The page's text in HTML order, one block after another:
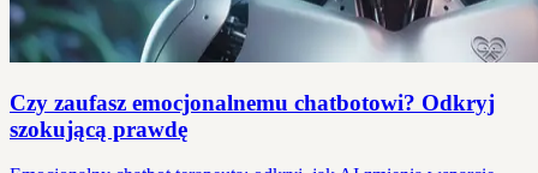
Czy zaufasz emocjonalnemu chatbotowi? Odkryj
szokującą prawdę